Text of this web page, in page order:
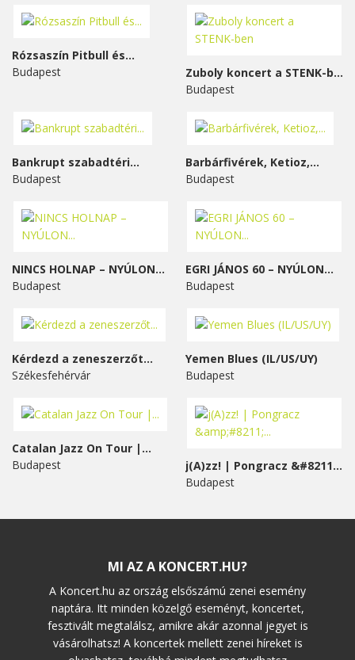
Rózsaszín Pitbull és...
Budapest
Zuboly koncert a STENK-ben
Budapest
Bankrupt szabadtéri...
Budapest
Barbárfivérek, Ketioz,...
Budapest
NINCS HOLNAP – NYÚLON...
Budapest
EGRI JÁNOS 60 – NYÚLON...
Budapest
Kérdezd a zeneszerzőt...
Székesfehérvár
Yemen Blues (IL/US/UY)
Budapest
Catalan Jazz On Tour |...
Budapest
j(A)zz! | Pongracz &#8211;...
Budapest
MI AZ A KONCERT.HU?
A Koncert.hu az ország elsőszámú zenei esemény
naptára. Itt minden közelgő eseményt, koncertet,
fesztivált megtalálsz, amikre akár azonnal jegyet is
vásárolhatsz! A koncertek mellett zenei híreket is